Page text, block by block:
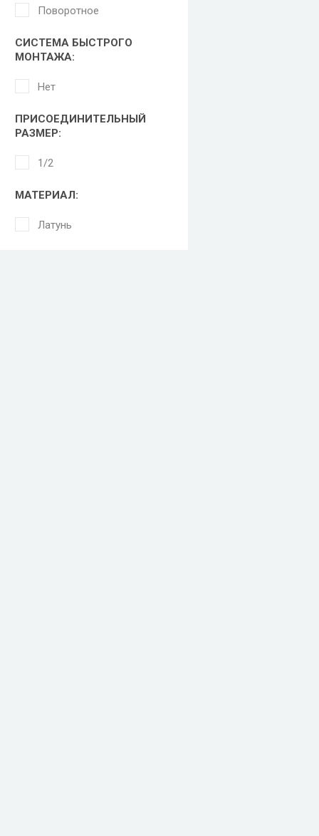
Поворотное
СИСТЕМА БЫСТРОГО
МОНТАЖА:
Нет
ПРИСОЕДИНИТЕЛЬНЫЙ
РАЗМЕР:
1/2
МАТЕРИАЛ:
Латунь